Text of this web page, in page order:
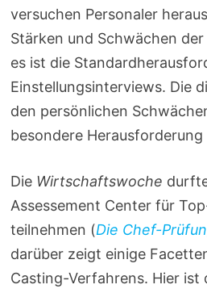
versuchen Personaler
Stärken und Schwächen
es ist die
Einstellungsinterviews. Die
den persönlichen
besondere Herausforderung
Die Wirtschaftswoche
Assessement Center für
teilnehmen (Die Chef-
darüber zeigt einige
Casting-Verfahrens. Hier ist